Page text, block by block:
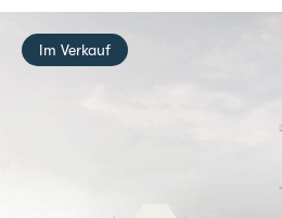
Im Verkauf